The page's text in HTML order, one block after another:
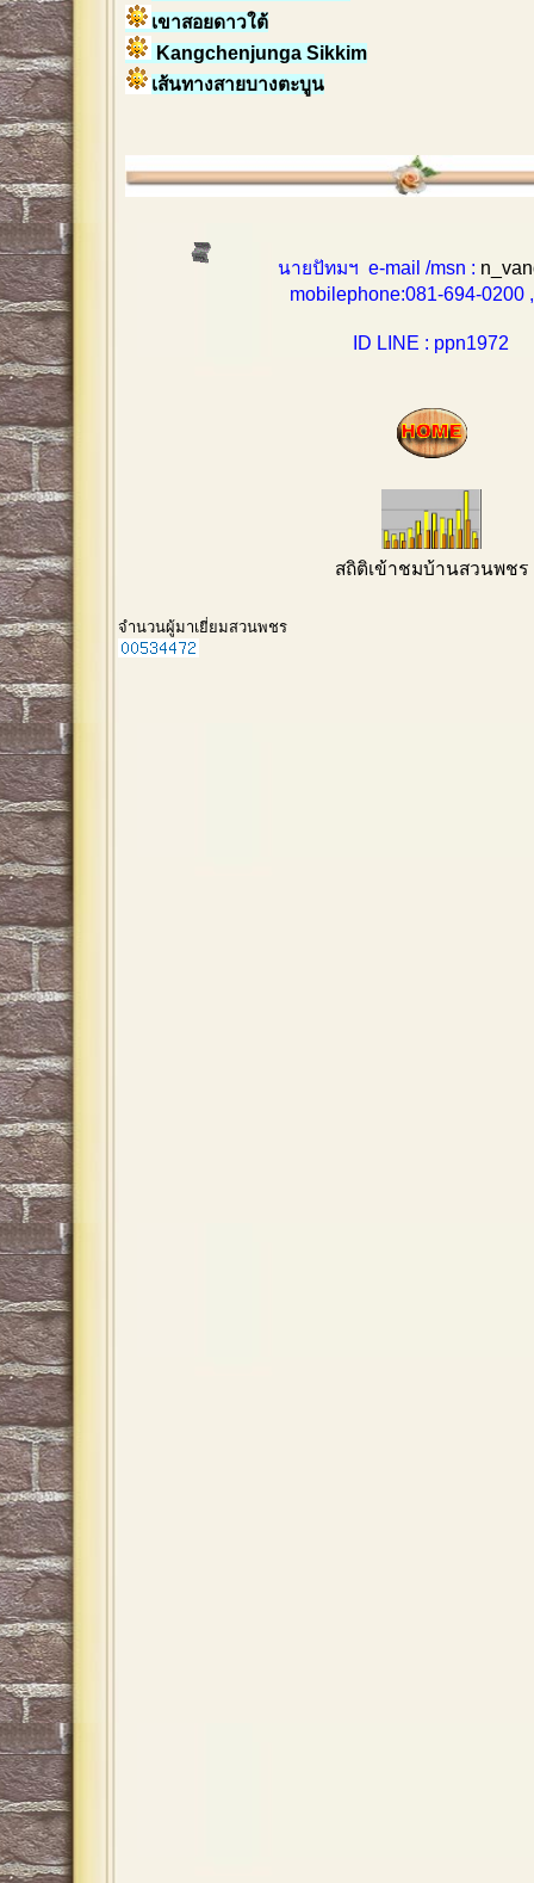
เขาสอยดาวใต้
Kangchenjunga Sikkim
เส้นทางสายบางตะบูน
นายปัทมฯ e-mail /msn :
mobilephone:081-694-0200 ,
ID LINE : ppn1972
สถิติเข้าชมบ้านสวนพชร
จำนวนผู้มาเยี่ยมสวนพชร